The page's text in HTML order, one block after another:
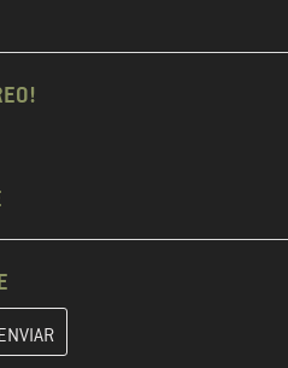
correo electrónico y crea tu